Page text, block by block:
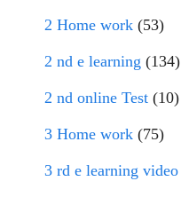
2 Home work (53)
2 nd e learning (134)
2 nd online Test (10)
3 Home work (75)
3 rd e learning video